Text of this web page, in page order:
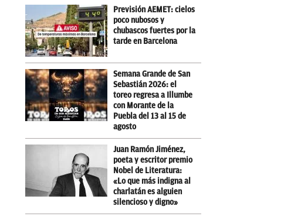
Previsión AEMET: cielos
poco nubosos y
chubascos fuertes por la
tarde en Barcelona
Semana Grande de San
Sebastián 2026: el
toreo regresa a Illumbe
con Morante de la
Puebla del 13 al 15 de
agosto
Juan Ramón Jiménez,
poeta y escritor premio
Nobel de Literatura:
«Lo que más indigna al
charlatán es alguien
silencioso y digno»